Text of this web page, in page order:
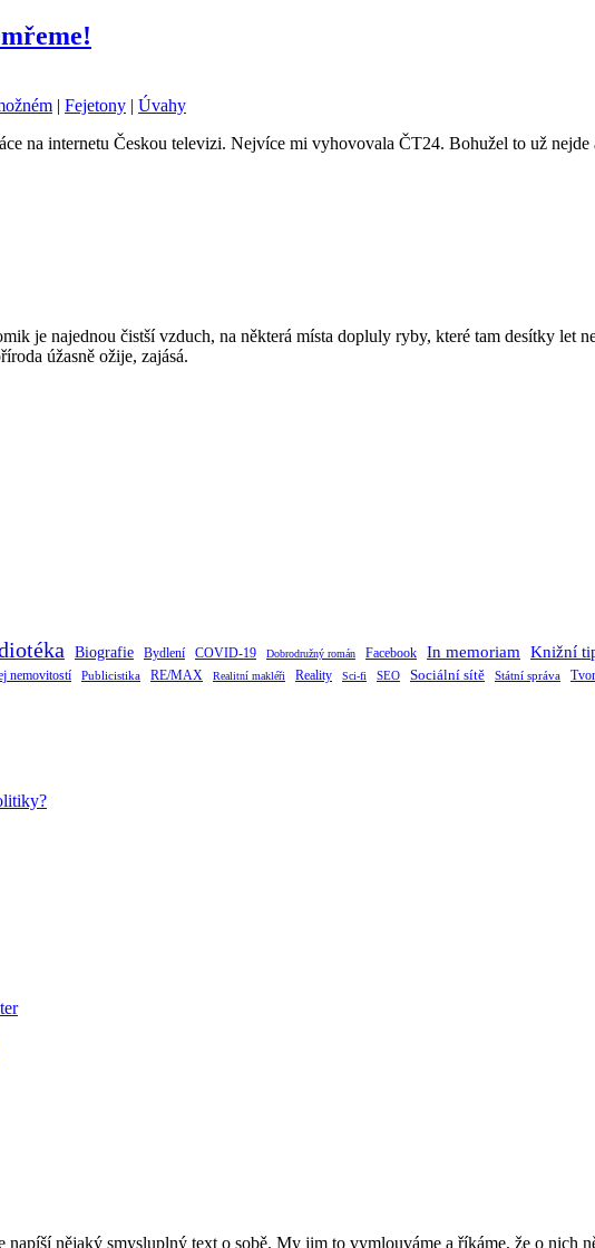
| Fejetony | Úvahy
na internetu Českou televizi. Nejvíce mi vyhovovala ČT24. Bohužel to už
je najednou čistší vzduch, na některá místa dopluly ryby, které tam desítky
úžasně ožije, zajásá.
Biografie Bydlení COVID-19 Dobrodružný román Facebook In memoriam Knižní
nemovitostí Publicistika RE/MAX Realitní makléři Reality Sci-fi SEO Sociální sítě Státní správa
nějaký smysluplný text o sobě. My jim to vymlouváme a říkáme, že o nich